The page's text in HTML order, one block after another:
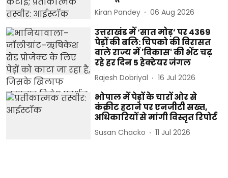
Kiran Pandey 06 Aug 2026
उत्तराखंड में ‘सात मोड़’ पर 4369
पेड़ों की बलि: चिपको की विरासत
वाले राज्य में 'विकास' की भेंट चढ़
रहे हर दिन 5 हेक्टेयर जंगल
Rajesh Dobriyal 16 Jul 2026
भोपाल में पेड़ों के चारों ओर से
कंक्रीट हटाने पर एनजीटी सख्त,
अधिकारियों से मांगी विस्तृत रिपोर्ट
Susan Chacko 11 Jul 2026